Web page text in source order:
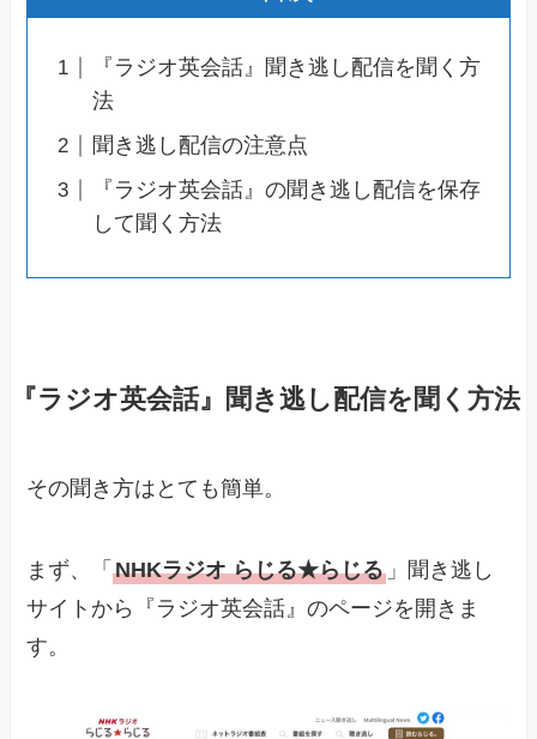
『ラジオ英会話』聞き逃し配信を聞く方
法
聞き逃し配信の注意点
『ラジオ英会話』の聞き逃し配信を保存
して聞く方法
『ラジオ英会話』聞き逃し配信を聞く方法
その聞き方はとても簡単。
まず、「NHKラジオ らじる★らじる 」聞き逃し
サイトから『ラジオ英会話』のページを開きま
す。